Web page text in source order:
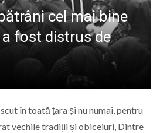
cel mai bine
fost distrus de
în toată țara și nu numai, pentru
vechile tradiții și obiceiuri, Dintre